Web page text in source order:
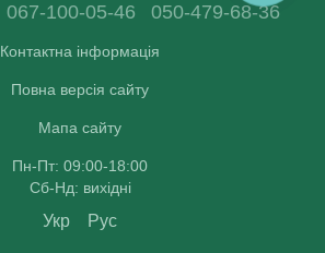
067-100-05-46 050-479-68-36
Контактна інформація
Повна версія сайту
Мапа сайту
Пн-Пт: 09:00-18:00
Сб-Нд: вихідні
Укр Рус